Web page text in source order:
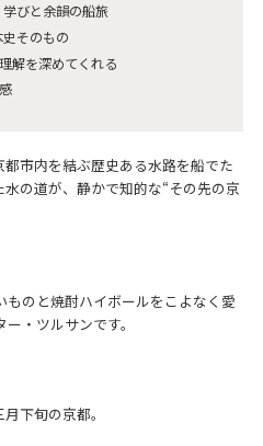
びと余韻の船旅
そのもの
解を深めてくれる
市内を結ぶ歴史ある水路を船でた
の道が、静かで知的な“その先の京
ものと焼酎ハイボールをこよなく愛
・ツルサンです。
下旬の京都。